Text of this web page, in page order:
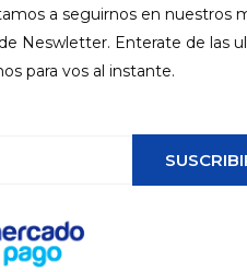
a seguirnos en nuestros
Neswletter. Enterate de las
para vos al instante.